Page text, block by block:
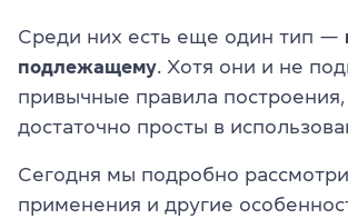
Среди них есть еще один тип —
подлежащему . Хотя они и не
привычные правила построения,
достаточно просты в
Сегодня мы подробно
применения и другие